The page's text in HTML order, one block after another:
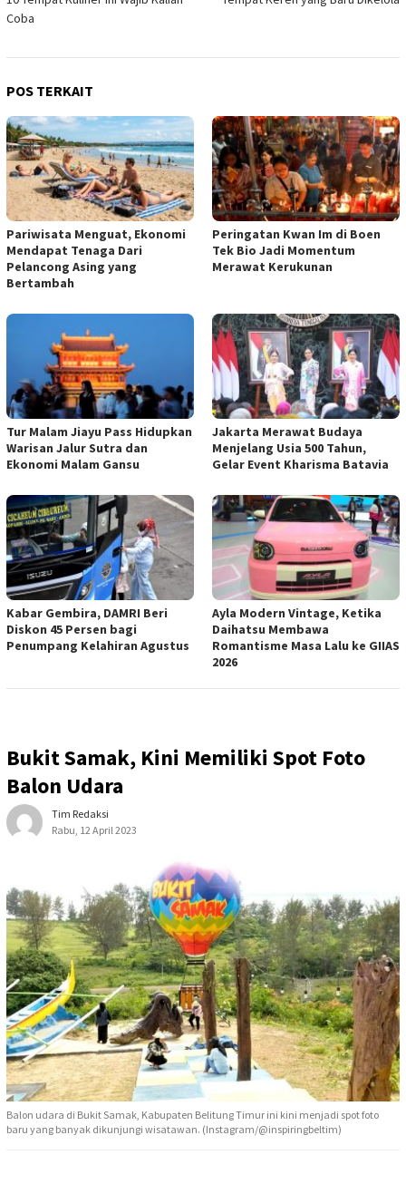
Coba
POS TERKAIT
Pariwisata Menguat, Ekonomi
Mendapat Tenaga Dari
Pelancong Asing yang
Bertambah
Peringatan Kwan Im di Boen
Tek Bio Jadi Momentum
Merawat Kerukunan
Tur Malam Jiayu Pass Hidupkan
Warisan Jalur Sutra dan
Ekonomi Malam Gansu
Jakarta Merawat Budaya
Menjelang Usia 500 Tahun,
Gelar Event Kharisma Batavia
Kabar Gembira, DAMRI Beri
Diskon 45 Persen bagi
Penumpang Kelahiran Agustus
Ayla Modern Vintage, Ketika
Daihatsu Membawa
Romantisme Masa Lalu ke GIIAS
2026
Bukit Samak, Kini Memiliki Spot Foto
Balon Udara
Tim Redaksi
Rabu, 12 April 2023
Balon udara di Bukit Samak, Kabupaten Belitung Timur ini kini menjadi spot foto
baru yang banyak dikunjungi wisatawan. (Instagram/@inspiringbeltim)